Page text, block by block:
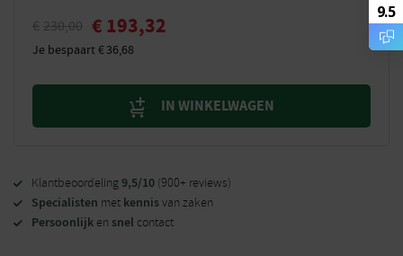
€ 230,00 € 193,32
Je bespaart€36,68
IN WINKELWAGEN
Klantbeoordeling9,5/10 (900+ reviews)
Specialisten met kennisvan zaken
Persoonlijk en snel contact
9.5